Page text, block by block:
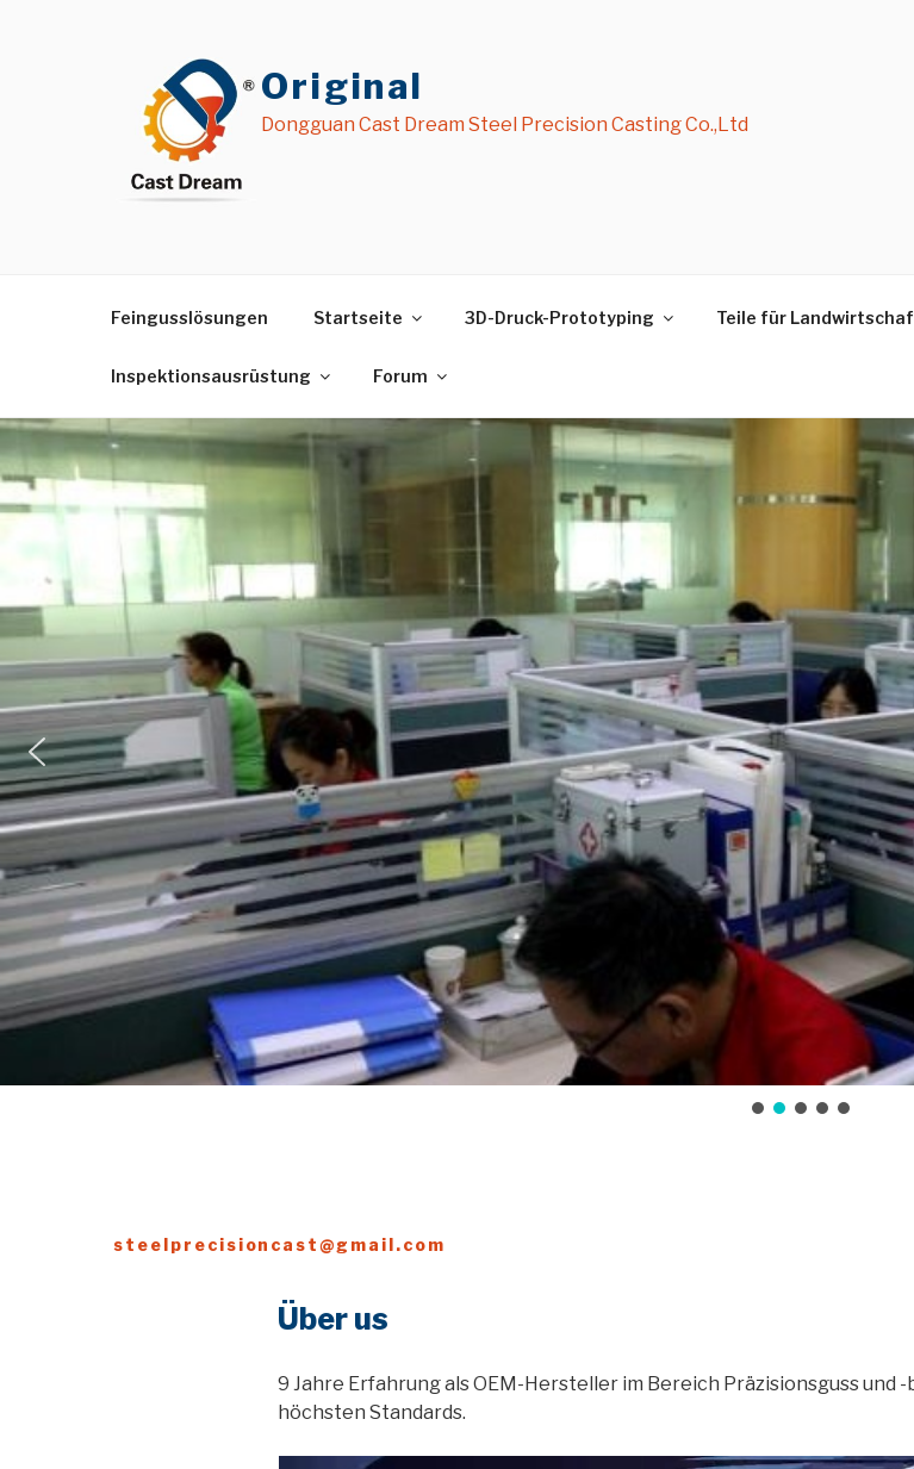
Original
Dongguan Cast Dream Steel Precision Casting Co.,Ltd
Feingusslösungen Startseite 3D-Druck-Prototyping Teile für
Inspektionsausrüstung Forum
steelprecisioncast@gmail.com
Über us
9 Jahre Erfahrung als OEM-Hersteller im Bereich Präzisionsguss
höchsten Standards.